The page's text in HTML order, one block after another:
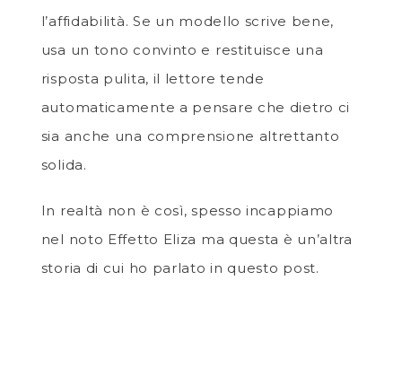
l’affidabilità. Se un modello scrive bene,
usa un tono convinto e restituisce una
risposta pulita, il lettore tende
automaticamente a pensare che dietro ci
sia anche una comprensione altrettanto
solida.
In realtà non è così, spesso incappiamo
nel noto Effetto Eliza ma questa è un’altra
storia di cui ho parlato in questo post.